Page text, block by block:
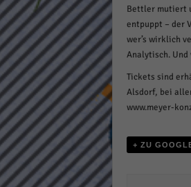
Bettler mutiert
entpuppt – der
wer’s wirklich
Analytisch.
Tickets sind
Alsdorf, bei
www.meyer-
+ ZU